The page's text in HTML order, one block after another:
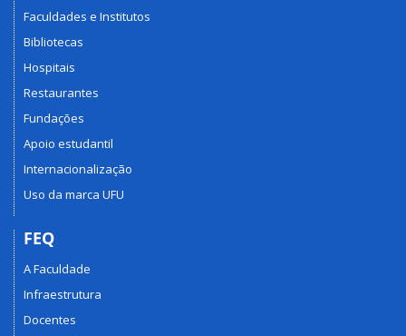
Faculdades e Institutos
Bibliotecas
Hospitais
Restaurantes
Fundações
Apoio estudantil
Internacionalização
Uso da marca UFU
FEQ
A Faculdade
Infraestrutura
Docentes